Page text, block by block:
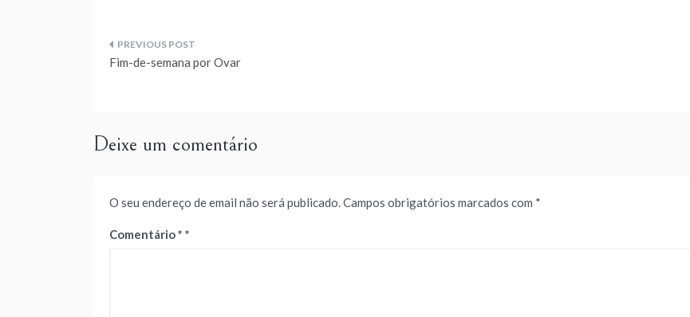
Navegação
Fim-de-semana por Ovar
Deixe um comentário
O seu endereço de email não será publicado.Campos obrigatórios marcados com *
Comentário*